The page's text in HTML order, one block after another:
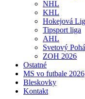
NHL
KHL
Hokejová
Tipsport liga
AHL
Svetový
ZOH 2026
Ostatné
MS vo futbale 2026
Bleskovky
Kontakt